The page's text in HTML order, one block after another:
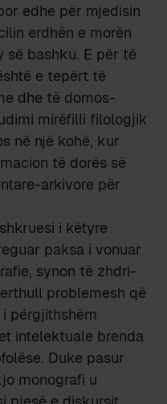
edhe për mjedisin
erdhën e morën
së bashku. E për të
e tepërt të
dhe të domos­
mirëfilli filologjik
në një kohë, kur
të dorës së
arkivore për
i këtyre
paksa i vonuar
synon të zhdri­
problemesh që
përgjithshëm
intelektuale brenda
Duke pasur
monografi u